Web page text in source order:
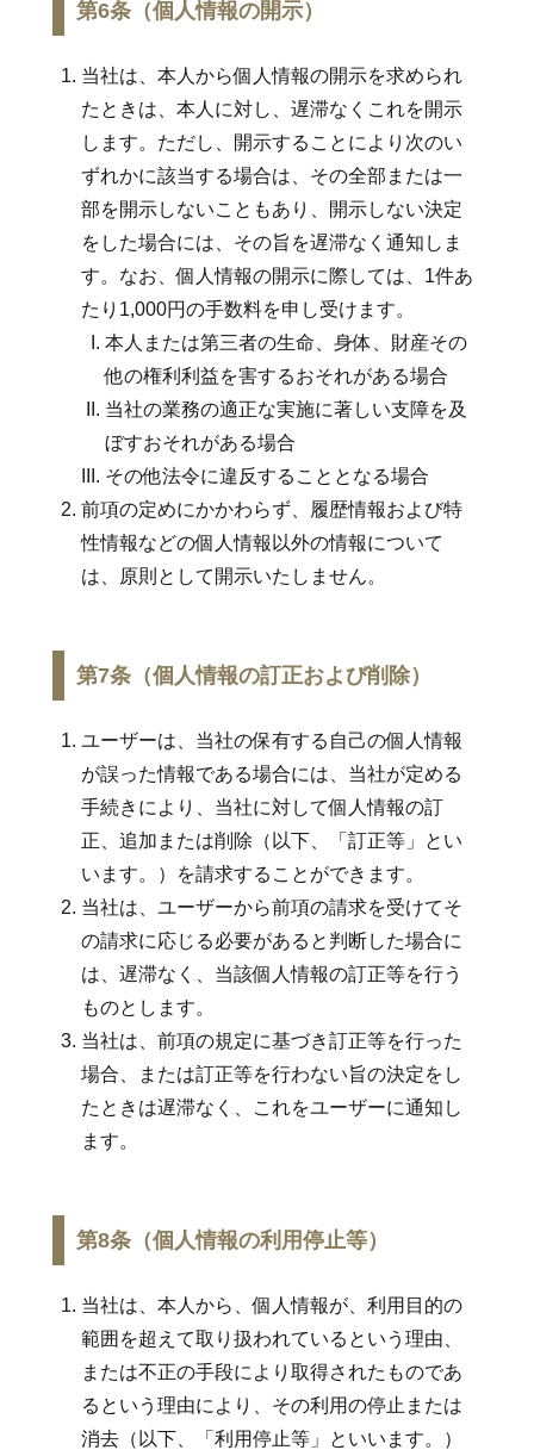
第6条（個人情報の開示）
当社は、本人から個人情報の開示を求められ
たときは、本人に対し、遅滞なくこれを開示
します。ただし、開示することにより次のい
ずれかに該当する場合は、その全部または一
部を開示しないこともあり、開示しない決定
をした場合には、その旨を遅滞なく通知しま
す。なお、個人情報の開示に際しては、1件あ
たり1,000円の手数料を申し受けます。
本人または第三者の生命、身体、財産その
他の権利利益を害するおそれがある場合
当社の業務の適正な実施に著しい支障を及
ぼすおそれがある場合
その他法令に違反することとなる場合
前項の定めにかかわらず、履歴情報および特
性情報などの個人情報以外の情報について
は、原則として開示いたしません。
第7条（個人情報の訂正および削除）
ユーザーは、当社の保有する自己の個人情報
が誤った情報である場合には、当社が定める
手続きにより、当社に対して個人情報の訂
正、追加または削除（以下、「訂正等」とい
います。）を請求することができます。
当社は、ユーザーから前項の請求を受けてそ
の請求に応じる必要があると判断した場合に
は、遅滞なく、当該個人情報の訂正等を行う
ものとします。
当社は、前項の規定に基づき訂正等を行った
場合、または訂正等を行わない旨の決定をし
たときは遅滞なく、これをユーザーに通知し
ます。
第8条（個人情報の利用停止等）
当社は、本人から、個人情報が、利用目的の
範囲を超えて取り扱われているという理由、
または不正の手段により取得されたものであ
るという理由により、その利用の停止または
消去（以下、「利用停止等」といいます。）